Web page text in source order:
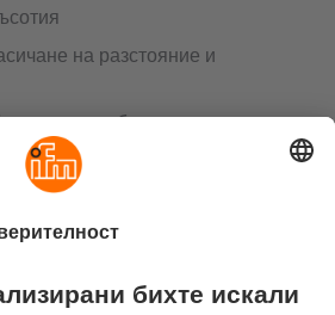
на разстояние и
могат да бъдат зададени
конкретното приложение
и визуализация на